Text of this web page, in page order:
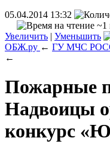
05.04.2014 13:32
~1
Увеличить | Уменьшить
ОБЖ.ру ← ГУ МЧС
←
Пожарные
Надвоицы
конкурс